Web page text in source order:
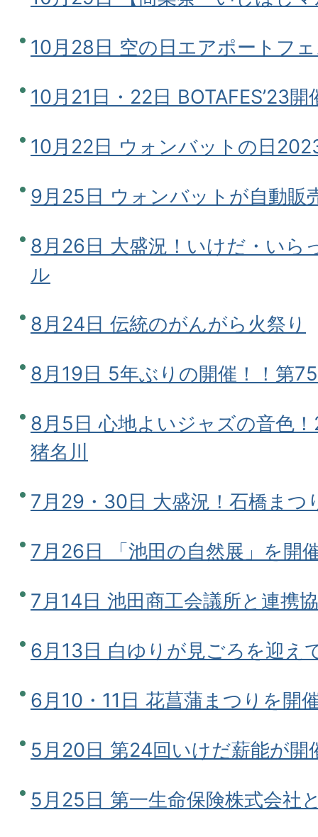
10月28日 空の日エアポートフ
10月21日・22日 BOTAFES’23
10月22日 ウォンバットの日
9月25日 ウォンバットが自動販
8月26日 大盛況！いけだ・いら
ル
8月24日 伝統のがんがら火祭り
8月19日 5年ぶりの開催！！第
8月5日 心地よいジャズの音色
猪名川
7月29・30日 大盛況！石橋まつ
7月26日 「池田の自然展」を開
7月14日 池田商工会議所と連携
6月13日 白ゆりが見ごろを迎え
6月10・11日 花菖蒲まつりを開
5月20日 第24回いけだ薪能が開
5月25日 第一生命保険株式会社